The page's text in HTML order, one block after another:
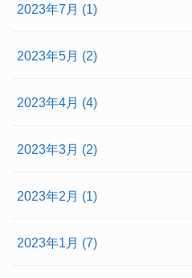
2023年7月 (1)
2023年5月 (2)
2023年4月 (4)
2023年3月 (2)
2023年2月 (1)
2023年1月 (7)